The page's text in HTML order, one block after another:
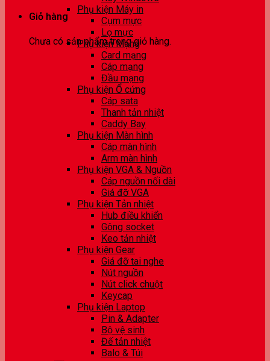
Giỏ hàng
Chưa có sản phẩm trong giỏ hàng.
Phụ kiện Máy in
Cụm mực
Lọ mực
Phụ kiện Mạng
Card mạng
Cáp mạng
Đầu mạng
Phụ kiện Ổ cứng
Cáp sata
Thanh tản nhiệt
Caddy Bay
Phụ kiện Màn hình
Cáp màn hình
Arm màn hình
Phụ kiện VGA & Nguồn
Cáp nguồn nối dài
Giá đỡ VGA
Phụ kiện Tản nhiệt
Hub điều khiển
Gông socket
Keo tản nhiệt
Phụ kiện Gear
Giá đỡ tai nghe
Nút nguồn
Nút click chuột
Keycap
Phụ kiện Laptop
Pin & Adapter
Bộ vệ sinh
Đế tản nhiệt
Balo & Túi